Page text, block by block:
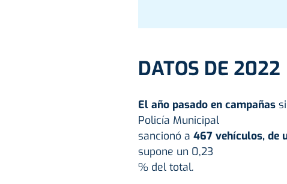
DATOS DE 2022
El año pasado en campañas
Policía Municipal
sancionó a 467 vehículos, de
supone un 0,23
% del total.